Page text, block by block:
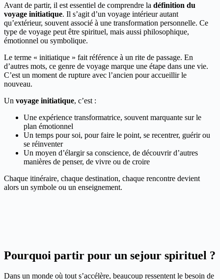
Avant de partir, il est essentiel de comprendre la définition du
voyage initiatique. Il s’agit d’un voyage intérieur autant
qu’extérieur, souvent associé à une transformation personnelle. Ce
type de voyage peut être spirituel, mais aussi philosophique,
émotionnel ou symbolique.
Le terme « initiatique » fait référence à un rite de passage. En
d’autres mots, ce genre de voyage marque une étape dans une vie.
C’est un moment de rupture avec l’ancien pour accueillir le
nouveau.
Un voyage initiatique, c’est :
Une expérience transformatrice, souvent marquante sur le
plan émotionnel
Un temps pour soi, pour faire le point, se recentrer, guérir ou
se réinventer
Un moyen d’élargir sa conscience, de découvrir d’autres
manières de penser, de vivre ou de croire
Chaque itinéraire, chaque destination, chaque rencontre devient
alors un symbole ou un enseignement.
Pourquoi partir pour un sejour spirituel ?
Dans un monde où tout s’accélère, beaucoup ressentent le besoin de